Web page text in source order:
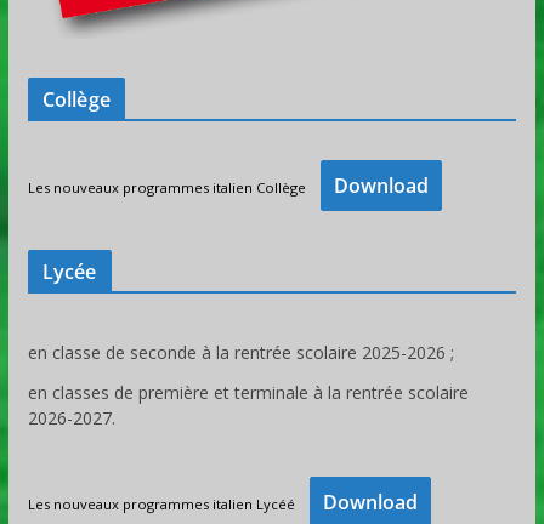
Collège
Les nouveaux programmes italien Collège Download
Lycée
en classe de seconde à la rentrée scolaire 2025-2026 ;
en classes de première et terminale à la rentrée scolaire
2026-2027.
Les nouveaux programmes italien Lycéé Download